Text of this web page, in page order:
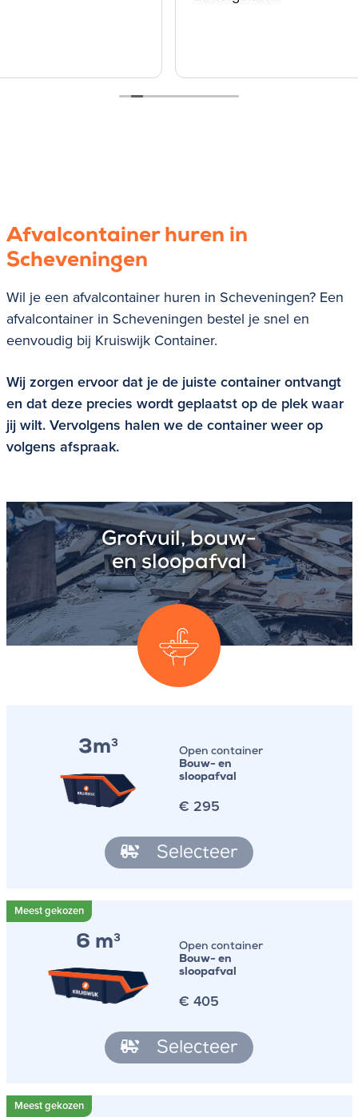
Afvalcontainer huren in
Scheveningen
Wil je een afvalcontainer huren in Scheveningen? Een
afvalcontainer in Scheveningen bestel je snel en
eenvoudig bij Kruiswijk Container.
Wij zorgen ervoor dat je de juiste container ontvangt
en dat deze precies wordt geplaatst op de plek waar
jij wilt. Vervolgens halen we de container weer op
volgens afspraak.
Grofvuil, bouw-
en sloopafval
3m3
Open container
Bouw- en
sloopafval
€ 295
Selecteer
6 m3
Open container
Bouw- en
sloopafval
€ 405
Selecteer